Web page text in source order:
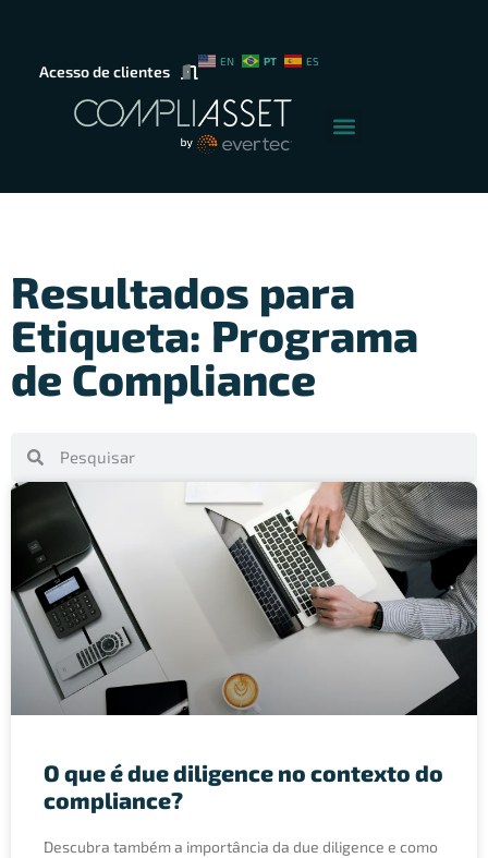
Acesso de clientes
EN PT ES
Resultados para
Etiqueta: Programa
de Compliance
O que é due diligence no contexto do
compliance?
Descubra também a importância da due diligence e como